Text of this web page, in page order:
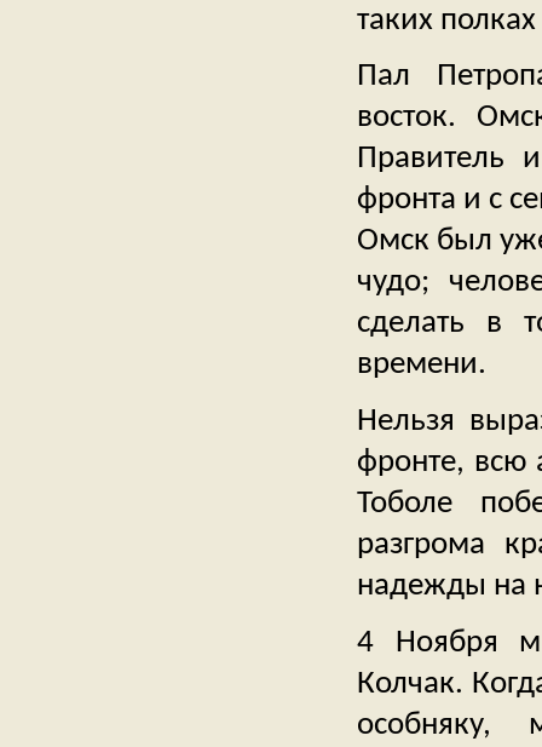
таких
Пал
восток.
Правитель
фронта и с
Омск был
чудо;
сделать в
времени.
Нельзя
фронте, всю
Тоболе
разгрома
надежды на
4 Ноября
Колчак.
особняку,